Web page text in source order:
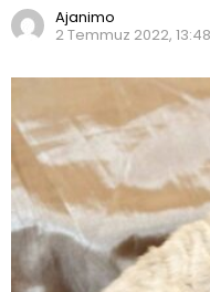
Ajanimo
2 Temmuz 2022, 13:48